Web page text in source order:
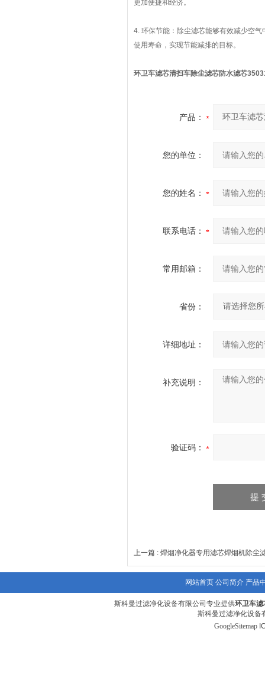
更加便捷和经济。
4. 环保节能：除尘滤芯能够有效减少空
使用寿命，实现节能减排的目标。
环卫车滤芯清扫车除尘滤芯防水滤芯
产品：
您的单位：
您的姓名：
联系电话：
常用邮箱：
省份：
详细地址：
补充说明：
验证码：
上一篇 : 焊烟净化器专用滤芯焊烟机除尘
网站首页 公司简介 产品
斯科曼过滤净化设备有限公司专业提供环卫车
斯科曼过滤净化设备
GoogleSitemap